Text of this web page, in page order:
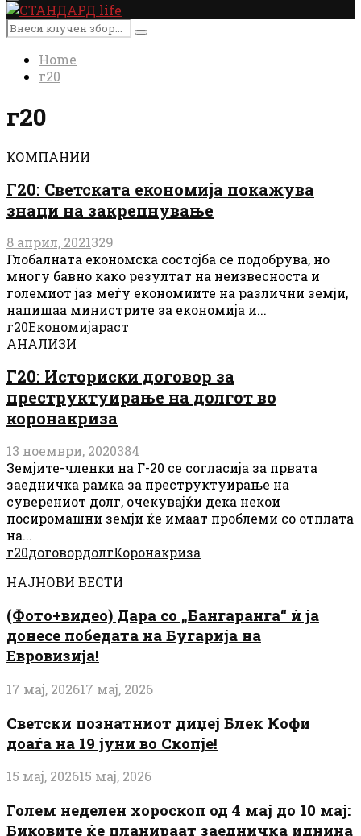
Primary
Menu
Search
for:
Search
Home
г20
г20
КОМПАНИИ
Г20: Светската економија покажува
знаци на закрепнување
8 април, 2021329
Глобалната економска состојба се подобрува, но
многу бавно како резултат на неизвесноста и
големиот јаз меѓу економиите на различни земји,
напишаа министрите за економија и...
г20Економијараст
АНАЛИЗИ
Г20: Историски договор за
преструктуирање на долгот во
коронакриза
13 ноември, 2020384
Земјите-членки на Г-20 се согласија за првата
заедничка рамка за преструктуирање на
суверениот долг, очекувајќи дека некои
посиромашни земји ќе имаат проблеми со отплата
на...
г20договордолгКоронакриза
НАЈНОВИ ВЕСТИ
(Фото+видео) Дара со „Бангаранга“ ѝ ја
донесе победата на Бугарија на
Евровизија!
17 мај, 202617 мај, 2026
Светски познатниот диџеј Блек Кофи
доаѓа на 19 јуни во Скопје!
15 мај, 202615 мај, 2026
Голем неделен хороскоп од 4 мај до 10 мај:
Биковите ќе планираат заедничка иднина